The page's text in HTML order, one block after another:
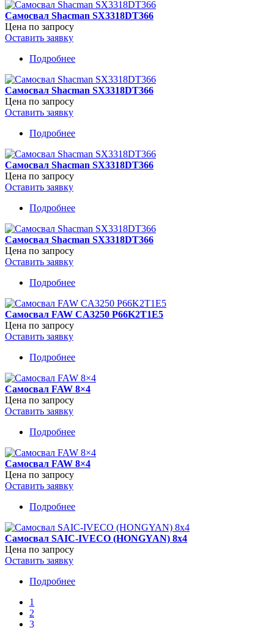
Shacman
X3000
Самосвал Shacman SX3318DT366
Цена по запросу
Оставить заявку
Подробнее
Shacman
SX3318DT366
Самосвал Shacman SX3318DT366
Цена по запросу
Оставить заявку
Подробнее
Shacman
SX3318DT366
Самосвал Shacman SX3318DT366
Цена по запросу
Оставить заявку
Подробнее
Shacman
SX3318DT366
Самосвал Shacman SX3318DT366
Цена по запросу
Оставить заявку
Подробнее
Shacman
SX3318DT366
Самосвал FAW CA3250 P66K2T1E5
Цена по запросу
Оставить заявку
Подробнее
FAW
CA3250
Самосвал FAW 8×4
Цена по запросу
Оставить заявку
Подробнее
FAW
8×4
Самосвал FAW 8×4
Цена по запросу
Оставить заявку
Подробнее
FAW
8×4
Самосвал SAIC-IVEСO (HONGYAN) 8x4
Цена по запросу
Оставить заявку
Подробнее
Нумерация
Страница
1
Страница
2
Страница
3